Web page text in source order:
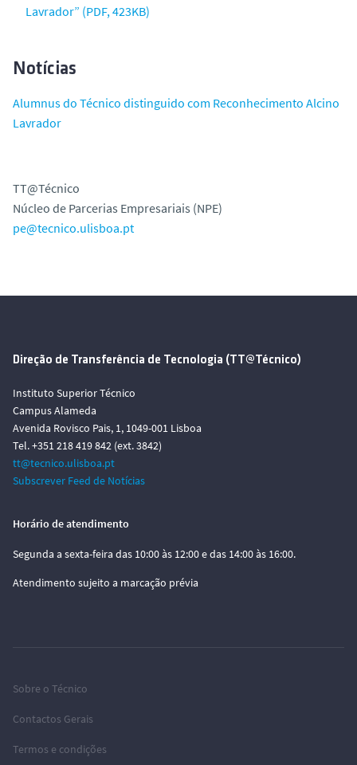
Lavrador” (PDF, 423KB)
Notícias
Alumnus do Técnico distinguido com Reconhecimento Alcino
Lavrador
TT@Técnico
Núcleo de Parcerias Empresariais (NPE)
pe@tecnico.ulisboa.pt
Direção de Transferência de Tecnologia (TT@Técnico)
Instituto Superior Técnico
Campus Alameda
Avenida Rovisco Pais, 1, 1049-001 Lisboa
Tel. +351 218 419 842 (ext. 3842)
tt@tecnico.ulisboa.pt
Subscrever Feed de Notícias
Horário de atendimento
Segunda a sexta-feira das 10:00 às 12:00 e das 14:00 às 16:00.
Atendimento sujeito a marcação prévia
Sobre o Técnico
Contactos Gerais
Termos e condições